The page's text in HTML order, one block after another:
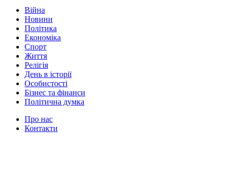
Війна
Новини
Політика
Економіка
Спорт
Життя
Релігія
День в історії
Особистості
Бізнес та фінанси
Політична думка
Про нас
Контакти